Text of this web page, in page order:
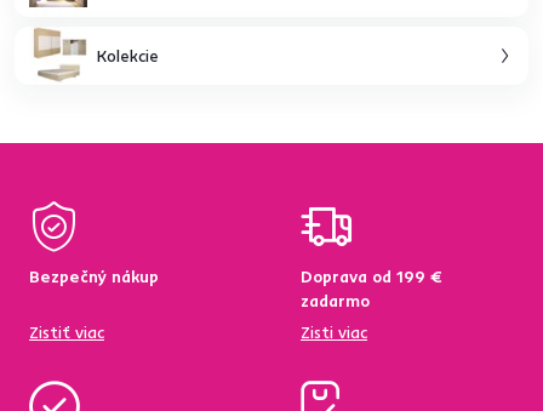
Kolekcie
Bezpečný nákup
Zistiť viac
Doprava od 199 €
zadarmo
Zisti viac